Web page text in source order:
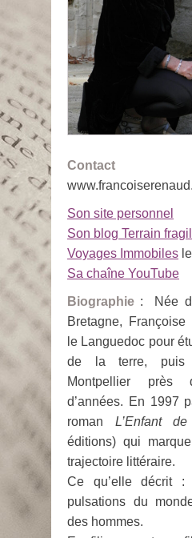
Contact :
Son site personnel
Son blog Terrain
Voyages Immobiles
Sa chaîne YouTube
Biographie : Née
Bretagne,
le Languedoc pour
de la terre, puis
Montpellier près
d’années. En 1997
roman L’Enfant
éditions) qui
trajectoire littéraire.
Ce qu’elle décrit
pulsations du
des hommes.